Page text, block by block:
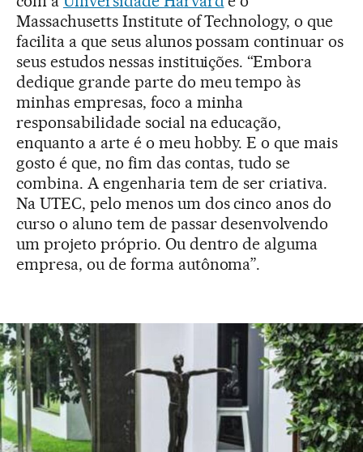
Massachusetts Institute of Technology, o que
facilita a que seus alunos possam continuar os
seus estudos nessas instituições. “Embora
dedique grande parte do meu tempo às
minhas empresas, foco a minha
responsabilidade social na educação,
enquanto a arte é o meu hobby. E o que mais
gosto é que, no fim das contas, tudo se
combina. A engenharia tem de ser criativa.
Na UTEC, pelo menos um dos cinco anos do
curso o aluno tem de passar desenvolvendo
um projeto próprio. Ou dentro de alguma
empresa, ou de forma autônoma”.